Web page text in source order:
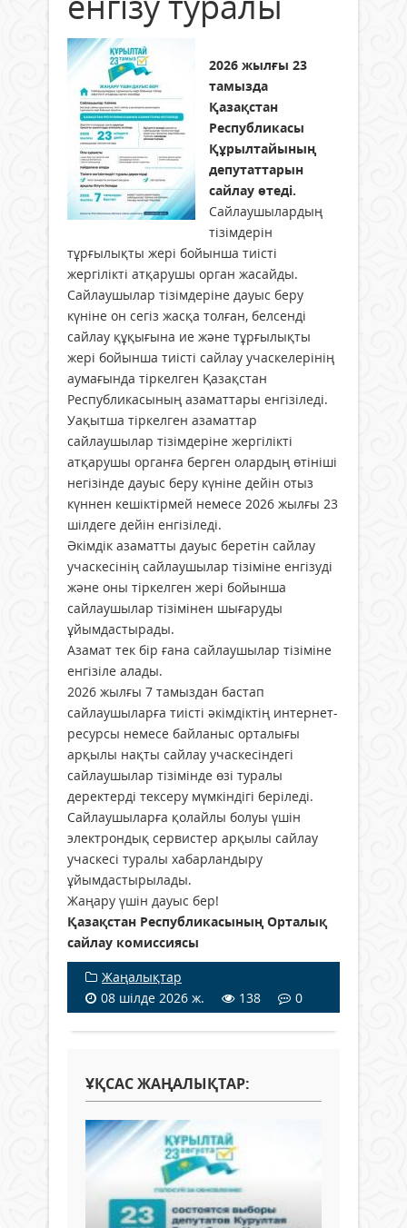
2026 жылғы 23
тамызда
Қазақстан
Республикасы
Құрылтайының
депутаттарын
сайлау өтеді.
Сайлаушылардың
тізімдерін
тұрғылықты жері бойынша тиісті
жергілікті атқарушы орган жасайды.
Сайлаушылар тізімдеріне дауыс беру
күніне он сегiз жасқа толған, белсенді
сайлау құқығына ие және тұрғылықты
жері бойынша тиісті сайлау учаскелерінің
аумағында тіркелген Қазақстан
Республикасының азаматтары енгізіледі.
Уақытша тіркелген азаматтар
сайлаушылар тізімдеріне жергілікті
атқарушы органға берген олардың өтініші
негізінде дауыс беру күніне дейін отыз
күннен кешіктірмей немесе 2026 жылғы 23
шілдеге дейін енгізіледі.
Әкімдік азаматты дауыс беретін сайлау
учаскесінің сайлаушылар тізіміне енгізуді
және оны тіркелген жері бойынша
сайлаушылар тізімінен шығаруды
ұйымдастырады.
Азамат тек бір ғана сайлаушылар тізіміне
енгізіле алады.
2026 жылғы 7 тамыздан бастап
сайлаушыларға тиісті әкімдіктің интернет-
ресурсы немесе байланыс орталығы
арқылы нақты сайлау учаскесіндегі
сайлаушылар тізімінде өзі туралы
деректерді тексеру мүмкіндігі беріледі.
Сайлаушыларға қолайлы болуы үшін
электрондық сервистер арқылы сайлау
учаскесі туралы хабарландыру
ұйымдастырылады.
Жаңару үшін дауыс бер!
Қазақстан Республикасының Орталық
сайлау комиссиясы
Жаңалықтар
08 шілде 2026 ж.
138 0
ҰҚСАС ЖАҢАЛЫҚТАР: